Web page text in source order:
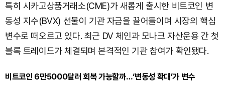
특히 시카고상품거래소(CME)가 새롭게 출시한 비트코인 변
동성 지수(BVX) 선물이 기관 자금을 끌어들이며 시장의 핵심
변수로 떠오르고 있다. 최근 DV 체인과 모나크 자산운용 간 첫
블록 트레이드가 체결되며 본격적인 기관 참여가 확인됐다.
비트코인 6만5000달러 회복 가능할까…‘변동성 확대’가 변수